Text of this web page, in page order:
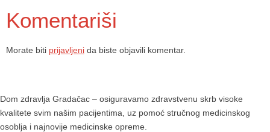
Komentariši
Morate biti prijavljeni da biste objavili komentar.
Dom zdravlja Gradačac – osiguravamo zdravstvenu skrb visoke
kvalitete svim našim pacijentima, uz pomoć stručnog medicinskog
osoblja i najnovije medicinske opreme.